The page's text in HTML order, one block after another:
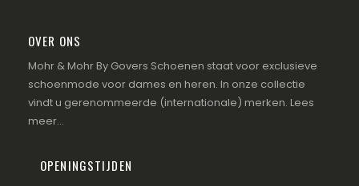
OVER ONS
Mohr & Mohr By Govers Schoenen staat voor exclusieve
schoenmode voor dames en heren. In onze collectie
vindt u gerenommeerde (internationale) merken. Lees
meer...
OPENINGSTIJDEN